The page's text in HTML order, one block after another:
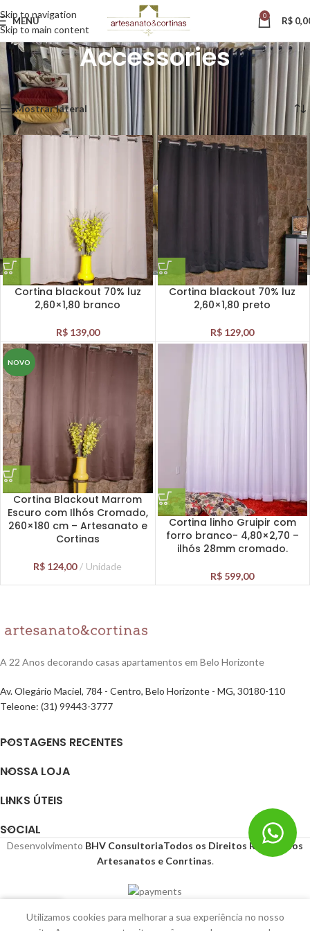
Skip to navigation
Skip to main content
MENU 0 R$
Accessories
Início Accessories Mostrando todos os 4 resultados
Mostrar lateral
Cortina blackout 70% luz
2,60×1,80 branco
R$139,00
Cortina blackout 70% luz
2,60×1,80 preto
R$ 129,00
NOVO
Cortina Blackout Marrom
Escuro com Ilhós Cromado,
260×180 cm – Artesanato e
Cortinas
R$ 124,00 Unidade
Cortina linho Gruipir com
forro branco- 4,80×2,70 –
ilhós 28mm cromado.
R$ 599,00
A 22 Anos decorando casas apartamentos em Belo Horizonte
Av. Olegário Maciel, 784 - Centro, Belo Horizonte - MG, 30180-110
Teleone: (31) 99443-3777
POSTAGENS RECENTES
NOSSA LOJA
LINKS ÚTEIS
SOCIAL
Desenvolvimento BHV ConsultoriaTodos os Direitos Reservados
Artesanatos e Conrtinas.
Utilizamos cookies para melhorar a sua experiência no nosso
Carrinho
Minha conta